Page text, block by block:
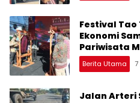
Festival Tao
Ekonomi
Pariwisata
Berita Utama
Jalan Arteri